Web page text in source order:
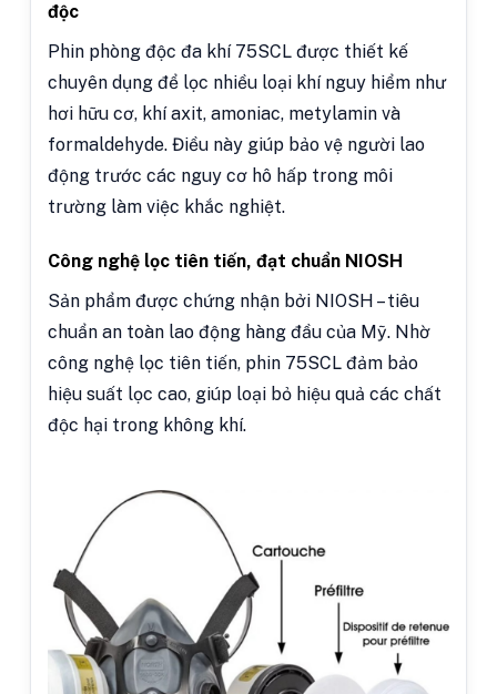
độc
Phin phòng độc đa khí 75SCL được thiết kế
chuyên dụng để lọc nhiều loại khí nguy hiểm như
hơi hữu cơ, khí axit, amoniac, metylamin và
formaldehyde. Điều này giúp bảo vệ người lao
động trước các nguy cơ hô hấp trong môi
trường làm việc khắc nghiệt.
Công nghệ lọc tiên tiến, đạt chuẩn NIOSH
Sản phẩm được chứng nhận bởi NIOSH – tiêu
chuẩn an toàn lao động hàng đầu của Mỹ. Nhờ
công nghệ lọc tiên tiến, phin 75SCL đảm bảo
hiệu suất lọc cao, giúp loại bỏ hiệu quả các chất
độc hại trong không khí.